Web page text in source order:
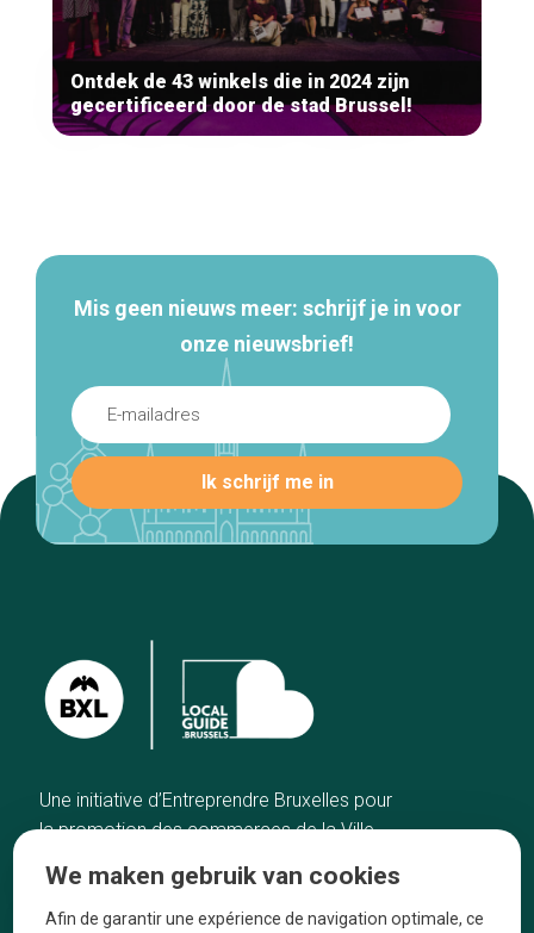
Ontdek de 43 winkels die in 2024 zijn
gecertificeerd door de stad Brussel!
Mis geen nieuws meer: schrijf je in voor
onze nieuwsbrief!
Une initiative d’Entreprendre Bruxelles pour
la promotion des commerces de la Ville
Home
De beste adressen
De ambachtslieden
Over ons
We maken gebruik van cookies
Afin de garantir une expérience de navigation optimale, ce